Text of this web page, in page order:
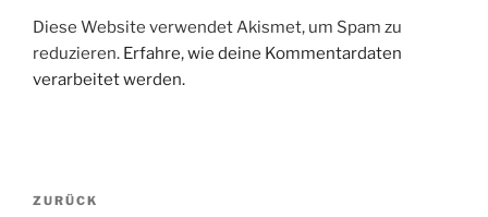
Diese Website verwendet Akismet, um Spam zu
reduzieren. Erfahre, wie deine Kommentardaten
verarbeitet werden.
Beitragsnavigation
Vorheriger
ZURÜCK